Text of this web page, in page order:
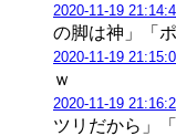
2020-11-19
の脚は神」「
2020-11-19
ｗ
2020-11-19
ツリだから」